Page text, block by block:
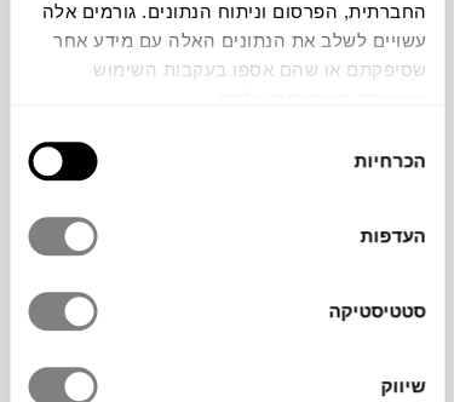
החברתית, הפרסום וניתוח הנתונים. גורמים אלה
עשויים לשלב את הנתונים האלה עם מידע אחר
שסיפקתם או שהם אספו בעקבות השימוש
הסכמה
הכרחיות
העדפות
סטטיסטיקה
שיווק
צבעים
DITMER
, בעיצוב גרפי מופשט עם ניחוח רטרו
בטקסטורת טוויד נעימה, וגב הלטקס מונע
החלקה. הוא יוסיף חמימות ואווירה נעימה לצד